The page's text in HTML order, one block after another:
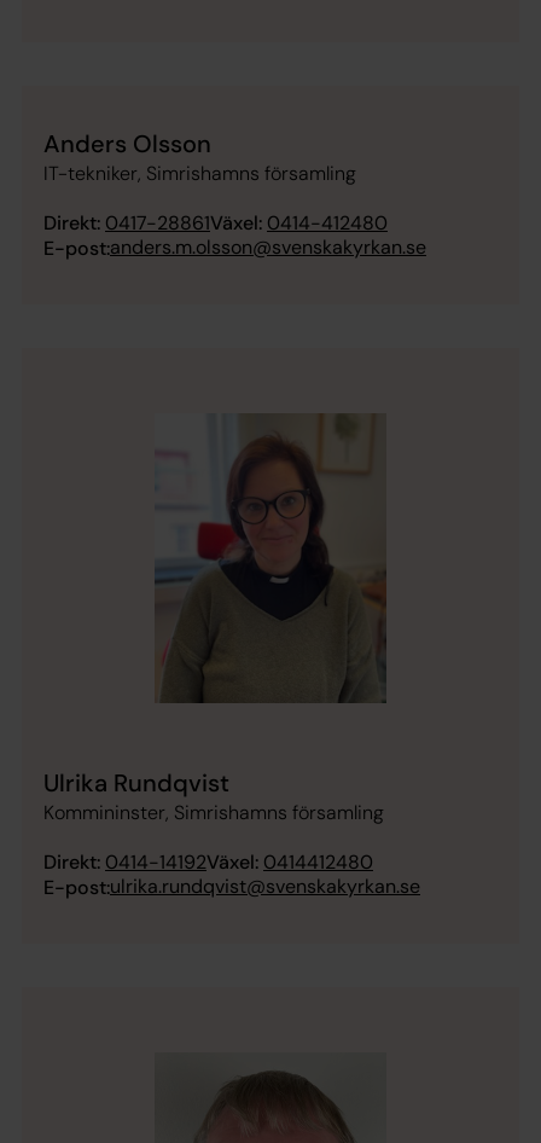
Anders Olsson
IT-tekniker, Simrishamns församling
Direkt: 0417-28861Växel: 0414-412480
E-post:anders.m.olsson@svenskakyrkan.se
Ulrika Rundqvist
Kommininster, Simrishamns församling
Direkt: 0414-14192Växel: 0414412480
E-post:ulrika.rundqvist@svenskakyrkan.se